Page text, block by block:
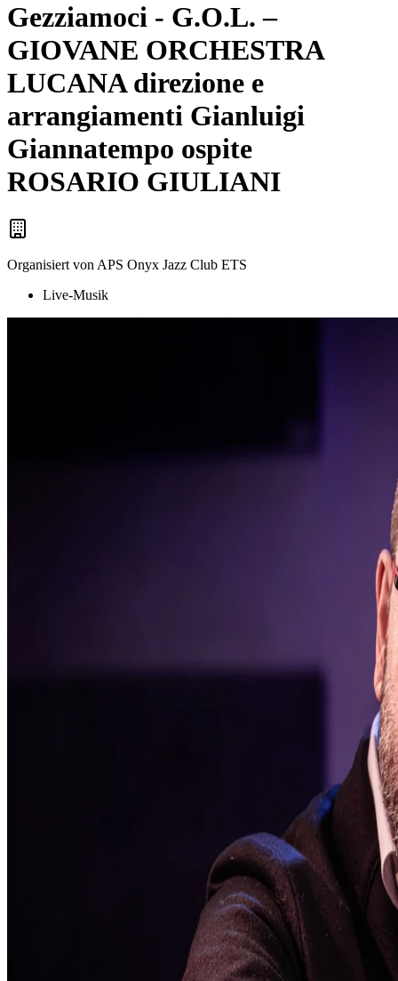
Gezziamoci - G.O.L. –
GIOVANE ORCHESTRA
LUCANA direzione e
arrangiamenti Gianluigi
Giannatempo ospite
ROSARIO GIULIANI
Organisiert von APS Onyx Jazz Club ETS
Live-Musik